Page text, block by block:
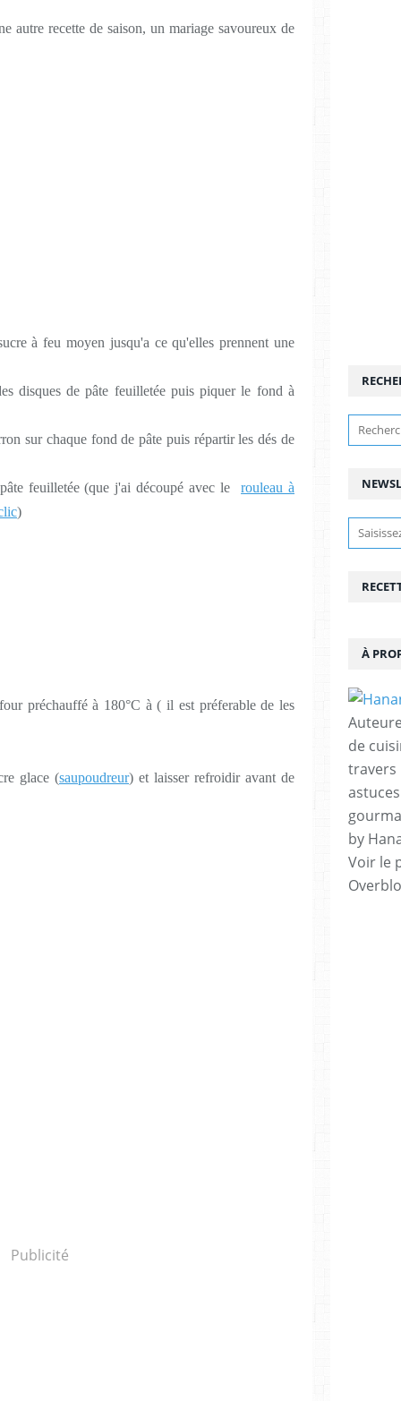
autre recette de saison, un mariage savoureux de
à feu moyen jusqu'a ce qu'elles prennent une
disques de pâte feuilletée puis piquer le fond à
sur chaque fond de pâte puis répartir les dés de
feuilletée (que j'ai découpé avec lerouleau à
)
préchauffé à 180°C à ( il est préferable de les
glace (saupoudreur) et laisser refroidir avant de
Publicité
À
de
travers
by
Voir le